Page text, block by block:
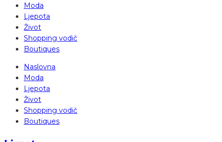
Moda
Ljepota
Život
Shopping vodič
Boutiques
Naslovna
Moda
Ljepota
Život
Shopping vodič
Boutiques